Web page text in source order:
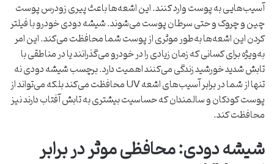
آسیب‌هایی به پوست وارد کنند. این اشعه‌ها باعث پیری زودرس پوست
چین و چروک و حتی سرطان پوست می‌شوند. شیشه دودی خودرو با فیلتر
کردن این اشعه‌ها به‌طور موثری از پوست شما محافظت می‌کند. این امر
به‌ویژه برای کسانی که زمان زیادی را در خودرو می‌گذرانند یا در مناطقی با
تابش شدید خورشید زندگی می‌کنند اهمیت دارد. برچسب شیشه دودی نه
تنها از شما در برابر آسیب‌های اشعه UV محافظت می‌کند بلکه می‌تواند از
پوست کودکان و سالمندان که حساسیت بیشتری به تابش آفتاب دارند نیز
محافظت کند.
شیشه دودی: محافظی موثر در برابر